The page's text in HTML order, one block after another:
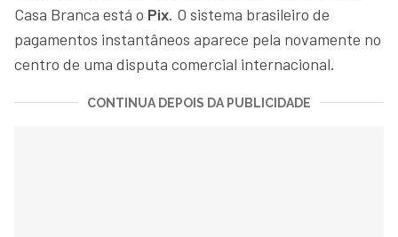
Casa Branca está o Pix. O sistema brasileiro de
pagamentos instantâneos aparece pela novamente no
centro de uma disputa comercial internacional.
CONTINUA DEPOIS DA PUBLICIDADE